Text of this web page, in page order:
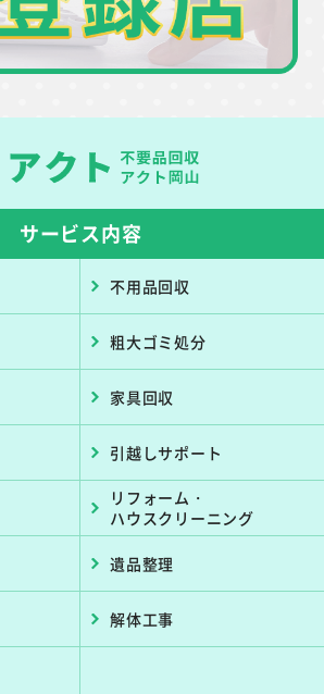
サービス内容
不用品回収
粗大ゴミ処分
家具回収
引越しサポート
リフォーム・
ハウスクリーニング
遺品整理
解体工事